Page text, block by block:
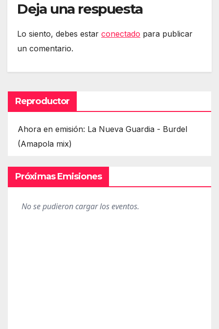
Deja una respuesta
Lo siento, debes estar conectado para publicar
un comentario.
Reproductor
Ahora en emisión: La Nueva Guardia - Burdel
(Amapola mix)
Próximas Emisiones